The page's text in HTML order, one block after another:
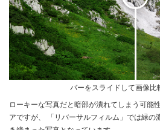
バーをスライドして画像比
ローキーな写真だと暗部が潰れてしまう可能
アですが、 「リバーサルフィルム」では緑の